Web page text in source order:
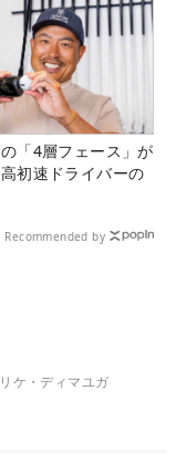
「4層フェース」が
初速ドライバーの
Recommended by
ケ・ディマユガ